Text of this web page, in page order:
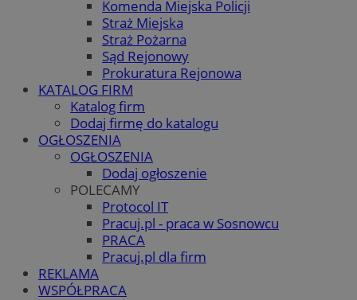
Komenda Miejska Policji
Straż Miejska
Straż Pożarna
Sąd Rejonowy
Prokuratura Rejonowa
KATALOG FIRM
Katalog firm
Dodaj firmę do katalogu
OGŁOSZENIA
OGŁOSZENIA
Dodaj ogłoszenie
POLECAMY
Protocol IT
Pracuj.pl - praca w Sosnowcu
PRACA
Pracuj.pl dla firm
REKLAMA
WSPÓŁPRACA